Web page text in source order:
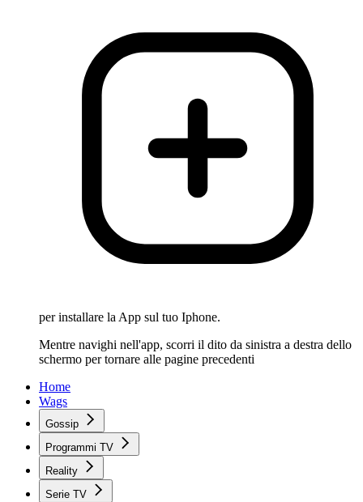
per installare la App sul tuo Iphone.
Mentre navighi nell'app, scorri il dito da sinistra a destra dello
schermo per tornare alle pagine precedenti
Home
Wags
Gossip
Programmi TV
Reality
Serie TV